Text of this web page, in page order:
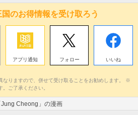
国のお得情報を受け取ろう
アプリ通知 フォロー いいね
りますので、併せて受け取ることをお勧めします。 ※
ご了承ください。
Jung Cheong」の漫画